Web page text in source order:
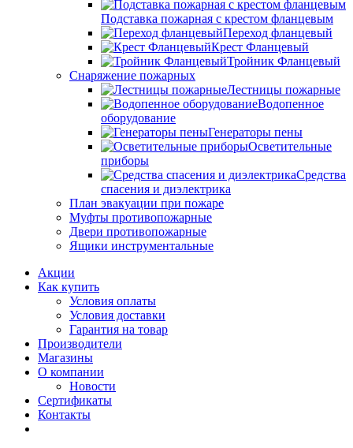
Подставка пожарная с крестом фланцевым
Переход фланцевый
Крест Фланцевый
Тройник Фланцевый
Снаряжение пожарных
Лестницы пожарные
Водопенное
оборудование
Генераторы пены
Осветительные
приборы
Средства
спасения и диэлектрика
План эвакуации при пожаре
Муфты противопожарные
Двери противопожарные
Ящики инструментальные
Акции
Как купить
Условия оплаты
Условия доставки
Гарантия на товар
Производители
Магазины
О компании
Новости
Сертификаты
Контакты